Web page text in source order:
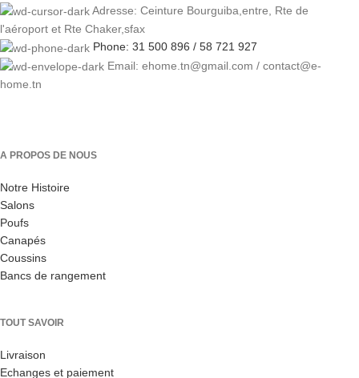
Adresse: Ceinture Bourguiba,entre, Rte de
l'aéroport et Rte Chaker,sfax
Phone: 31 500 896 / 58 721 927
Email: ehome.tn@gmail.com / contact@e-
home.tn
A PROPOS DE NOUS
Notre Histoire
Salons
Poufs
Canapés
Coussins
Bancs de rangement
TOUT SAVOIR
Livraison
Echanges et paiement